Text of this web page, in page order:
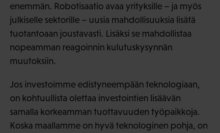
enemmän. Robotisaatio avaa yrityksille – ja myös
julkiselle sektorille – uusia mahdollisuuksia lisätä
tuotantoaan joustavasti. Lisäksi se mahdollistaa
nopeamman reagoinnin kulutuskysynnän
muutoksiin.
Jos investoimme edistyneempään teknologiaan,
on kohtuullista olettaa investointien lisäävän
samalla korkeamman tuottavuuden työpaikkoja.
Koska maallamme on hyvä teknologinen pohja, on